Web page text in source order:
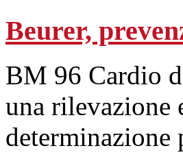
Beurer,
BM 96 Cardio
una rilevazione